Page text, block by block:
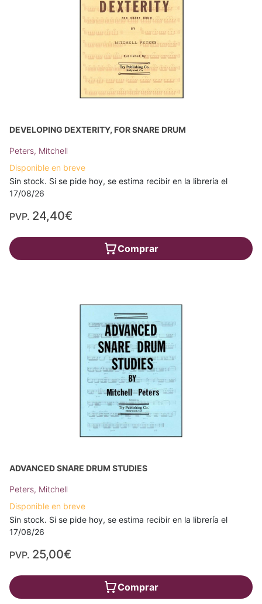
DEVELOPING DEXTERITY, FOR SNARE DRUM
Peters, Mitchell
Disponible en breve
Sin stock. Si se pide hoy, se estima recibir en la librería el
17/08/26
PVP. 24,40€
Comprar
ADVANCED SNARE DRUM STUDIES
Peters, Mitchell
Disponible en breve
Sin stock. Si se pide hoy, se estima recibir en la librería el
17/08/26
PVP. 25,00€
Comprar